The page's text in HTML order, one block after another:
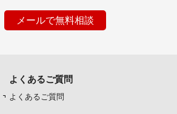
メールで無料相談
よくあるご質問
よくあるご質問